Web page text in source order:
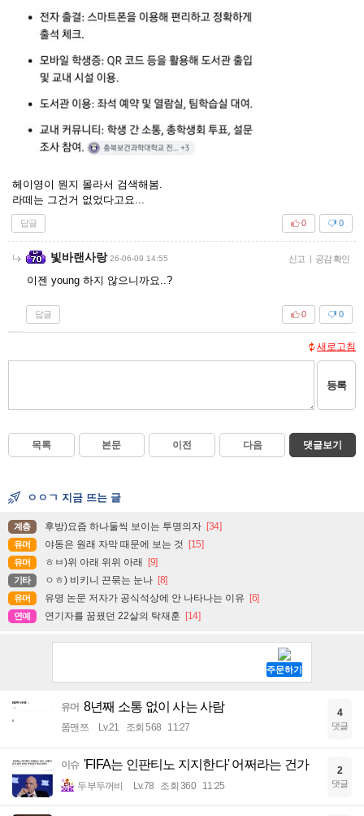
헤이영이 뭔지 몰라서 검색해봄.
라떼는 그건거 없었다고요...
답글 0
0
빛바랜사랑 26-06-09 14:55 신고 | 공감 확인
이젠 young 하지 않으니까요..?
답글 0
0
새로고침
등록
목록 본문 이전 다음 댓글보기
ㅇㅇㄱ 지금 뜨는 글
계층 후방)요즘 하나둘씩 보이는 투명의자 [34]
유머 야동은 원래 자막 때문에 보는 것 [15]
유머 ㅎㅂ)위 아래 위위 아래 [9]
기타 ㅇㅎ) 비키니 끈묶는 눈나 [8]
유머 유명 논문 저자가 공식석상에 안 나타나는 이유 [6]
연예 연기자를 꿈꿨던 22살의 탁재훈 [14]
유머 8년째 소통 없이 사는 사람
쫌맨쯔 Lv.21 조회 568 11:27
4
댓글
이슈 'FIFA는 인판티노 지지한다' 어쩌라는 건가
두부두꺼비 Lv.78 조회 360 11:25
2
댓글